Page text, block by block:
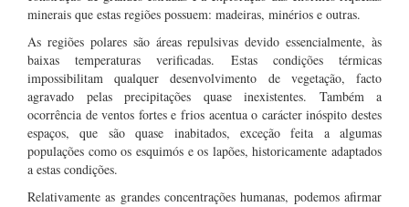
minerais que estas regiões possuem: madeiras, minérios e outras.
As regiões polares são áreas repulsivas devido essencialmente, às
baixas temperaturas verificadas. Estas condições térmicas
impossibilitam qualquer desenvolvimento de vegetação, facto
agravado pelas precipitações quase inexistentes. Também a
ocorrência de ventos fortes e frios acentua o carácter inóspito destes
espaços, que são quase inabitados, exceção feita a algumas
populações como os esquimós e os lapões, historicamente adaptados
a estas condições.
Relativamente as grandes concentrações humanas, podemos afirmar